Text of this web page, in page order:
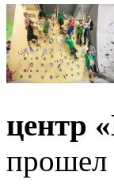
центр
прошел